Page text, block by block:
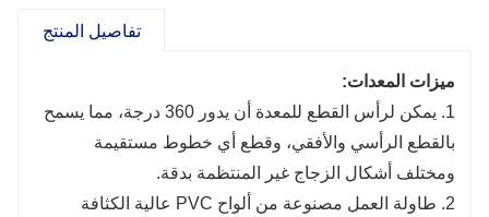
تفاصيل المنتج
ميزات المعدات:
1. يمكن لرأس القطع للمعدة أن يدور 360 درجة، مما يسمح
بالقطع الرأسي والأفقي، وقطع أي خطوط مستقيمة
ومختلف أشكال الزجاج غير المنتظمة بدقة.
2. طاولة العمل مصنوعة من ألواح PVC عالية الكثافة